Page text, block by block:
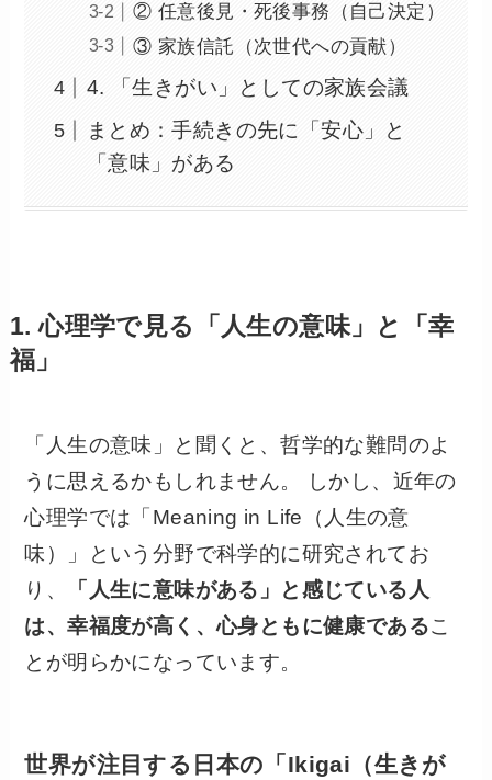
② 任意後見・死後事務（自己決定）
③ 家族信託（次世代への貢献）
4. 「生きがい」としての家族会議
まとめ：手続きの先に「安心」と
「意味」がある
1. 心理学で見る「人生の意味」と「幸
福」
「人生の意味」と聞くと、哲学的な難問のよ
うに思えるかもしれません。 しかし、近年の
心理学では「Meaning in Life（人生の意
味）」という分野で科学的に研究されてお
り、
「人生に意味がある」と感じている人
は、幸福度が高く、心身ともに健康であるこ
とが明らかになっています。
世界が注目する日本の「Ikigai（生きが